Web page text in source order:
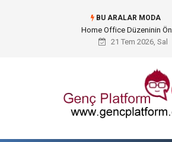
BU ARALAR MODA
Konteyner Nakliye Fiyatları ve Küresel
21 Tem 2026, Sal